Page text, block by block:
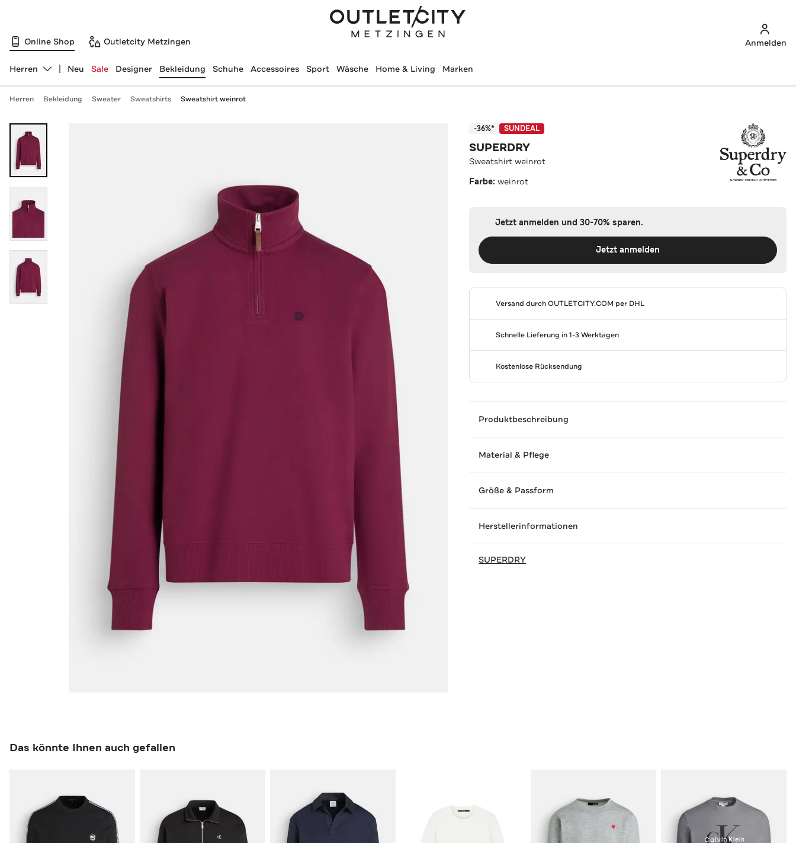
Online Shop Outletcity Metzingen Anmelden
Abteilung ändern, ausgewählt:
Herren Neu Sale Designer Bekleidung Schuhe Accessoires Sport Wäsche Home & Living Marken
Herren Bekleidung Sweater Sweatshirts Sweatshirt weinrot
-36%* SUNDEAL
SUPERDRY
Sweatshirt weinrot
Farbe:weinrot
Jetzt anmelden und 30-70% sparen.
Jetzt anmelden
Versand durchOUTLETCITY.COM per DHL
Schnelle Lieferung in 1-3 Werktagen
Kostenlose Rücksendung
Produktbeschreibung
Material & Pflege
Größe & Passform
Herstellerinformationen
SUPERDRY
Das könnte Ihnen auch gefallen